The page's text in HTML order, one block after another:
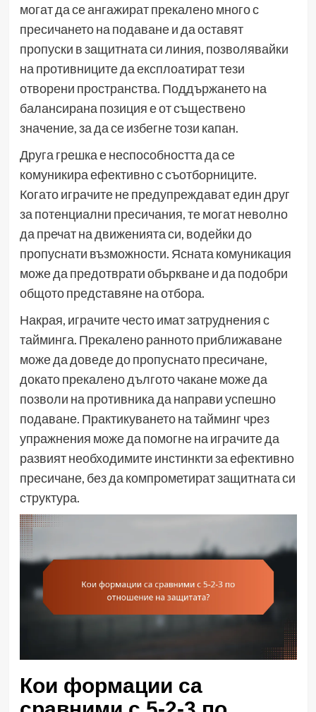
могат да се ангажират прекалено много с
пресичането на подаване и да оставят
пропуски в защитната си линия, позволявайки
на противниците да експлоатират тези
отворени пространства. Поддържането на
балансирана позиция е от съществено
значение, за да се избегне този капан.
Друга грешка е неспособността да се
комуникира ефективно с съотборниците.
Когато играчите не предупреждават един друг
за потенциални пресичания, те могат неволно
да пречат на движенията си, водейки до
пропуснати възможности. Ясната комуникация
може да предотврати объркване и да подобри
общото представяне на отбора.
Накрая, играчите често имат затруднения с
тайминга. Прекалено ранното приближаване
може да доведе до пропуснато пресичане,
докато прекалено дългото чакане може да
позволи на противника да направи успешно
подаване. Практикуването на тайминг чрез
упражнения може да помогне на играчите да
развият необходимите инстинкти за ефективно
пресичане, без да компрометират защитната си
структура.
Кои формации са